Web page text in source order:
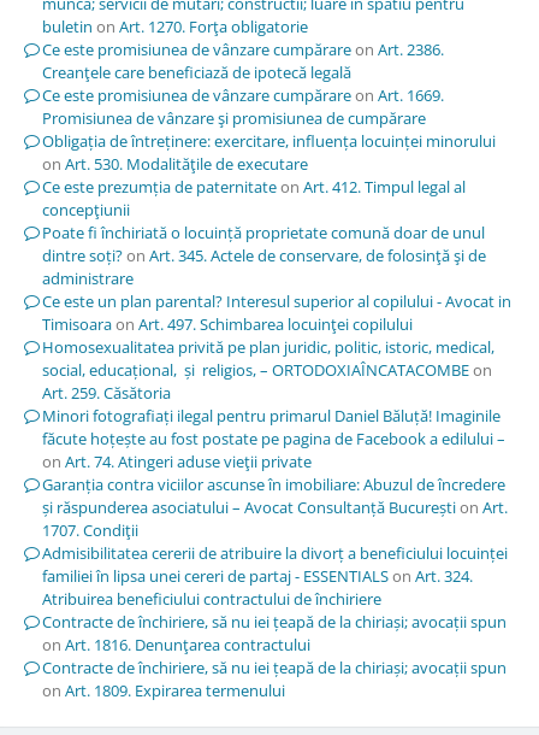
buletin on Art. 1270. Forţa obligatorie
Ce este promisiunea de vânzare cumpărareon Art. 2386.
Creanţele care beneficiază de ipotecă legală
Ce este promisiunea de vânzare cumpărareon Art. 1669.
Promisiunea de vânzare şi promisiunea de cumpărare
Obligația de întreținere: exercitare, influența locuinței minorului
on Art. 530. Modalităţile de executare
Ce este prezumția de paternitateon Art. 412. Timpul legal al
concepţiunii
Poate fi închiriată o locuință proprietate comună doar de unul
dintre soți?on Art. 345. Actele de conservare, de folosinţă şi de
administrare
Ce este un plan parental? Interesul superior al copilului - Avocat in
Timisoaraon Art. 497. Schimbarea locuinţei copilului
Homosexualitatea privită pe plan juridic, politic, istoric, medical,
social, educațional, și religios, – ORTODOXIAÎNCATACOMBEon
Art. 259. Căsătoria
Minori fotografiați ilegal pentru primarul Daniel Băluță! Imaginile
făcute hoțește au fost postate pe pagina de Facebook a edilului –
on Art. 74. Atingeri aduse vieţii private
Garanția contra viciilor ascunse în imobiliare: Abuzul de încredere
și răspunderea asociatului – Avocat Consultanță Bucureștion Art.
1707. Condiţii
Admisibilitatea cererii de atribuire la divorț a beneficiului locuinței
familiei în lipsa unei cereri de partaj - ESSENTIALSon Art. 324.
Atribuirea beneficiului contractului de închiriere
Contracte de închiriere, să nu iei țeapă de la chiriași; avocații spun
on Art. 1816. Denunţarea contractului
Contracte de închiriere, să nu iei țeapă de la chiriași; avocații spun
on Art. 1809. Expirarea termenului